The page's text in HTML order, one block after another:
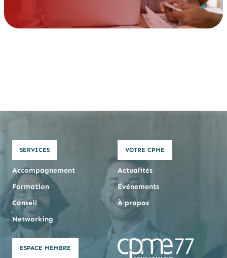
SERVICES
Accompagnement
Formation
Conseil
Networking
VOTRE CPME
Actualités
Événements
À propos
ESPACE MEMBRE